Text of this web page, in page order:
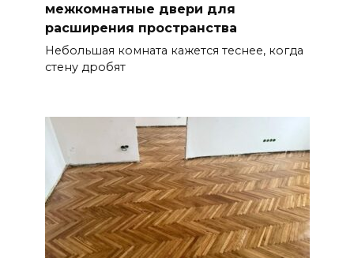
межкомнатные двери для
расширения пространства
Небольшая комната кажется теснее, когда
стену дробят